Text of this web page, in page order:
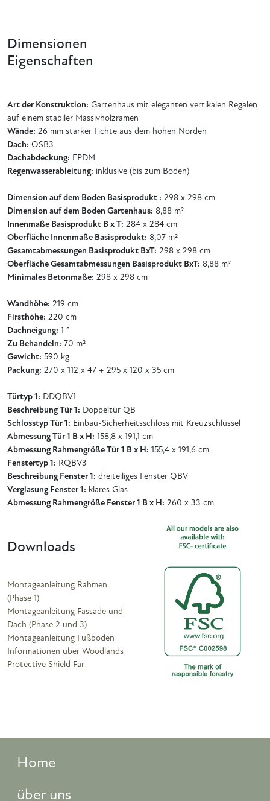
Dimensionen
Eigenschaften
Art der Konstruktion: Gartenhaus mit eleganten vertikalen Regalen
auf einem stabiler Massivholzramen
Wände: 26 mm starker Fichte aus dem hohen Norden
Dach: OSB3
Dachabdeckung: EPDM
Regenwasserableitung: inklusive (bis zum Boden)
Dimension auf dem Boden Basisprodukt : 298 x 298 cm
Dimension auf dem Boden Gartenhaus: 8,88 m²
Innenmaße Basisprodukt B x T: 284 x 284 cm
Oberfläche Innenmaße Basisprodukt: 8,07 m²
Gesamtabmessungen Basisprodukt BxT: 298 x 298 cm
Oberfläche Gesamtabmessungen Basisprodukt BxT: 8,88 m²
Minimales Betonmaße: 298 x 298 cm
Wandhöhe: 219 cm
Firsthöhe: 220 cm
Dachneigung: 1 °
Zu Behandeln: 70 m²
Gewicht: 590 kg
Packung: 270 x 112 x 47 + 295 x 120 x 35 cm
Türtyp 1: DDQBV1
Beschreibung Tür 1: Doppeltür QB
Schlosstyp Tür 1: Einbau-Sicherheitsschloss mit Kreuzschlüssel
Abmessung Tür 1 B x H: 158,8 x 191,1 cm
Abmessung Rahmengröße Tür 1 B x H: 155,4 x 191,6 cm
Fenstertyp 1: RQBV3
Beschreibung Fenster 1: dreiteiliges Fenster QBV
Verglasung Fenster 1: klares Glas
Abmessung Rahmengröße Fenster 1 B x H: 260 x 33 cm
Downloads
Montageanleitung Rahmen
(Phase 1)
Montageanleitung Fassade und
Dach (Phase 2 und 3)
Montageanleitung Fußboden
Informationen über Woodlands
Protective Shield Far
Home
über uns